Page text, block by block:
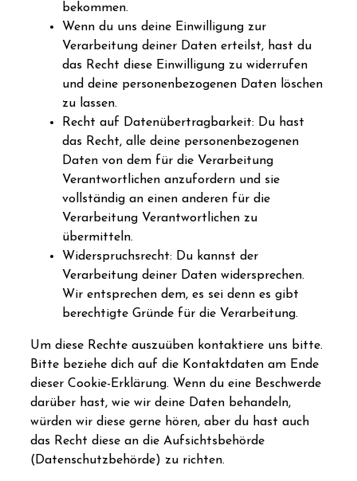
bekommen.
Wenn du uns deine Einwilligung zur
Verarbeitung deiner Daten erteilst, hast du
das Recht diese Einwilligung zu widerrufen
und deine personenbezogenen Daten löschen
zu lassen.
Recht auf Datenübertragbarkeit: Du hast
das Recht, alle deine personenbezogenen
Daten von dem für die Verarbeitung
Verantwortlichen anzufordern und sie
vollständig an einen anderen für die
Verarbeitung Verantwortlichen zu
übermitteln.
Widerspruchsrecht: Du kannst der
Verarbeitung deiner Daten widersprechen.
Wir entsprechen dem, es sei denn es gibt
berechtigte Gründe für die Verarbeitung.
Um diese Rechte auszuüben kontaktiere uns bitte.
Bitte beziehe dich auf die Kontaktdaten am Ende
dieser Cookie-Erklärung. Wenn du eine Beschwerde
darüber hast, wie wir deine Daten behandeln,
würden wir diese gerne hören, aber du hast auch
das Recht diese an die Aufsichtsbehörde
(Datenschutzbehörde) zu richten.